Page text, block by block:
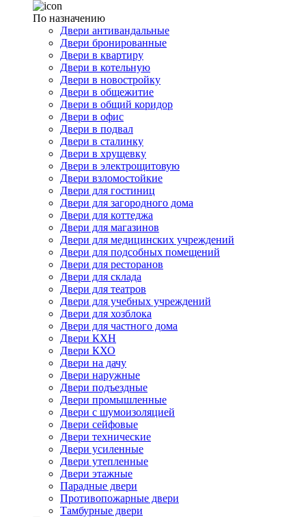
По назначению
Двери антивандальные
Двери бронированные
Двери в квартиру
Двери в котельную
Двери в новостройку
Двери в общежитие
Двери в общий коридор
Двери в офис
Двери в подвал
Двери в сталинку
Двери в хрущевку
Двери в электрощитовую
Двери взломостойкие
Двери для гостиниц
Двери для загородного дома
Двери для коттеджа
Двери для магазинов
Двери для медицинских учреждений
Двери для подсобных помещений
Двери для ресторанов
Двери для склада
Двери для театров
Двери для учебных учреждений
Двери для хозблока
Двери для частного дома
Двери КХН
Двери КХО
Двери на дачу
Двери наружные
Двери подъездные
Двери промышленные
Двери с шумоизоляцией
Двери сейфовые
Двери технические
Двери усиленные
Двери утепленные
Двери этажные
Парадные двери
Противопожарные двери
Тамбурные двери